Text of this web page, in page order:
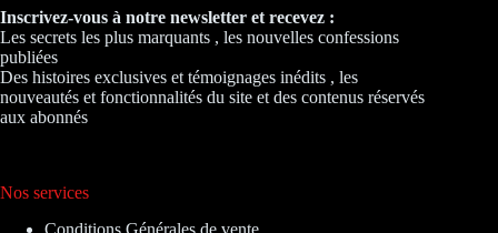
Inscrivez-vous à notre newsletter et recevez :
Les secrets les plus marquants , les nouvelles confessions
publiées
Des histoires exclusives et témoignages inédits , les
nouveautés et fonctionnalités du site et des contenus réservés
aux abonnés
Nos services
Conditions Générales de vente